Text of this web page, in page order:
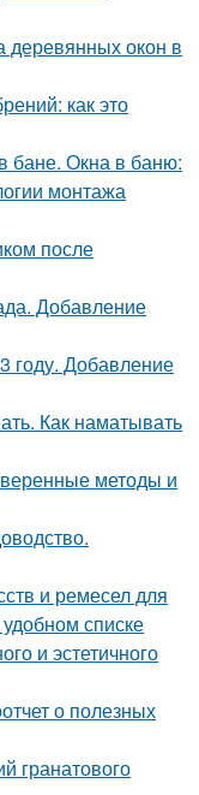
деревянных окон в
как это
бане. Окна в баню:
монтажа
после
Добавление
году. Добавление
Как наматывать
методы и
и ремесел для
списке
и эстетичного
о полезных
гранатового